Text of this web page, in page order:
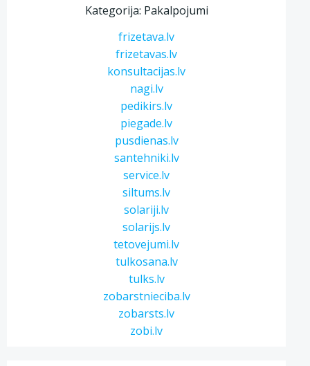
Kategorija: Pakalpojumi
frizetava.lv
frizetavas.lv
konsultacijas.lv
nagi.lv
pedikirs.lv
piegade.lv
pusdienas.lv
santehniki.lv
service.lv
siltums.lv
solariji.lv
solarijs.lv
tetovejumi.lv
tulkosana.lv
tulks.lv
zobarstnieciba.lv
zobarsts.lv
zobi.lv